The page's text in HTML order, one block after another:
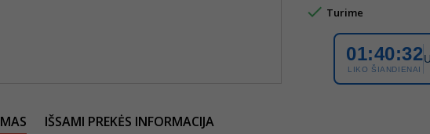
 Turime
01:40:32
LIKO ŠIANDIENAI
IŠSAMI PREKĖS INFORMACIJA